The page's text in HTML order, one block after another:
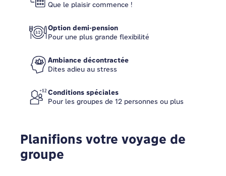
Que le plaisir commence !
Option demi-pension
Pour une plus grande flexibilité
Ambiance décontractée
Dites adieu au stress
Conditions spéciales
Pour les groupes de 12 personnes ou plus
Planifions votre voyage de
groupe